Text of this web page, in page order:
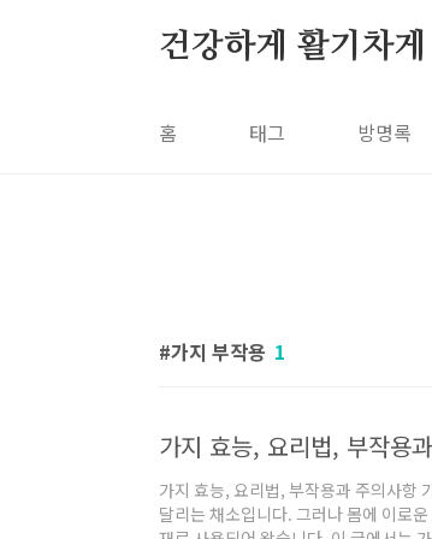
건강하게 활기차게
홈 태그 방명록
가지 부작용 1
가지 효능, 요리법, 부작용
가지 효능, 요리법, 부작용과 주의사항
달리는 채소입니다. 그러나 몸에 이로